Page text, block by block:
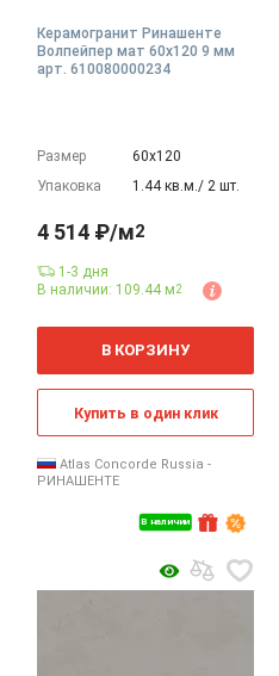
Керамогранит Ринашенте
Волпейпер мат 60x120 9 мм
арт. 610080000234
Размер
60х120
Упаковка
1.44 кв.м./ 2 шт.
В наличии
4 514 ₽/м2
1-3 дня
В наличии: 109.44 м2
м
В КОРЗИНУ
Купить в один клик
Atlas Concorde Russia -
РИНАШЕНТЕ